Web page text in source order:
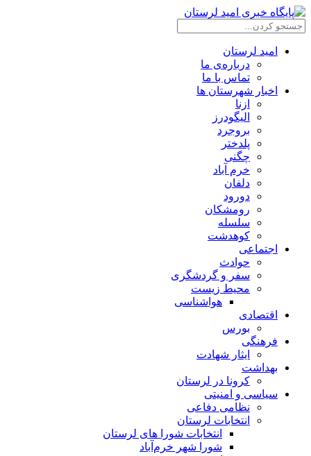
امید لرستان
درباره‌ی ما
تماس با ما
اخبار شهرستان ها
ازنا
الیگودرز
بروجرد
پلدختر
چگنی
خرم آباد
دلفان
دورود
رومشکان
سلسله
کوهدشت
اجتماعی
حوادث
سفر و گردشگری
محیط زیست
هواشناسی
اقتصادی
بورس
فرهنگی
ایثار شهادت
بهداشت
کرونا در لرستان
سیاسی و امنیتی
نظامی دفاعی
انتخابات لرستان
انتخابات شورا های لرستان
شورا شهر خرم‌آباد